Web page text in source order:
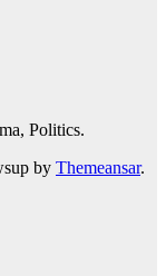
Politics.
by Themeansar.